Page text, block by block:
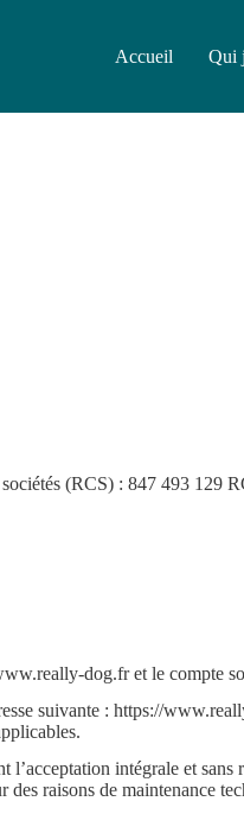
Accueil Qui
(RCS) : 847 493 129
dog.fr et le compte
suivante : https://
intégrale et
raisons de maintenance